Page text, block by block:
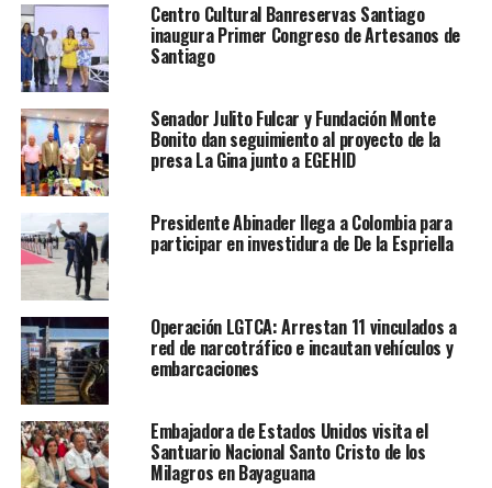
Centro Cultural Banreservas Santiago
inaugura Primer Congreso de Artesanos de
Santiago
Senador Julito Fulcar y Fundación Monte
Bonito dan seguimiento al proyecto de la
presa La Gina junto a EGEHID
Presidente Abinader llega a Colombia para
participar en investidura de De la Espriella
Operación LGTCA: Arrestan 11 vinculados a
red de narcotráfico e incautan vehículos y
embarcaciones
Embajadora de Estados Unidos visita el
Santuario Nacional Santo Cristo de los
Milagros en Bayaguana